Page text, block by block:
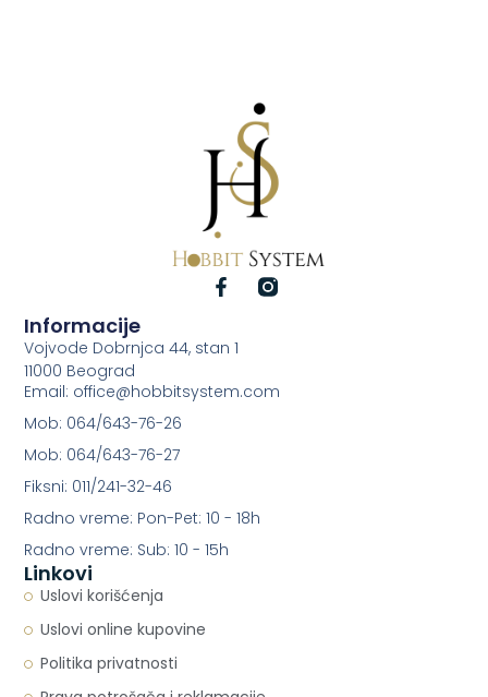
Linkovi
Uslovi korišćenja
Uslovi online kupovine
Politika privatnosti
Informacije
Vojvode Dobrnjca 44, stan 1
11000 Beograd
Email: office@hobbitsystem.com
Mob: 064/643-76-26
Mob: 064/643-76-27
Fiksni: 011/241-32-46
Radno vreme: Pon-Pet: 10 - 18h
Radno vreme: Sub: 10 - 15h